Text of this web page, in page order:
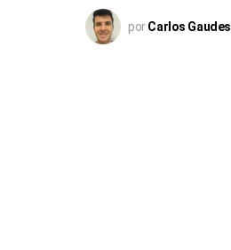
por Carlos Gaudes